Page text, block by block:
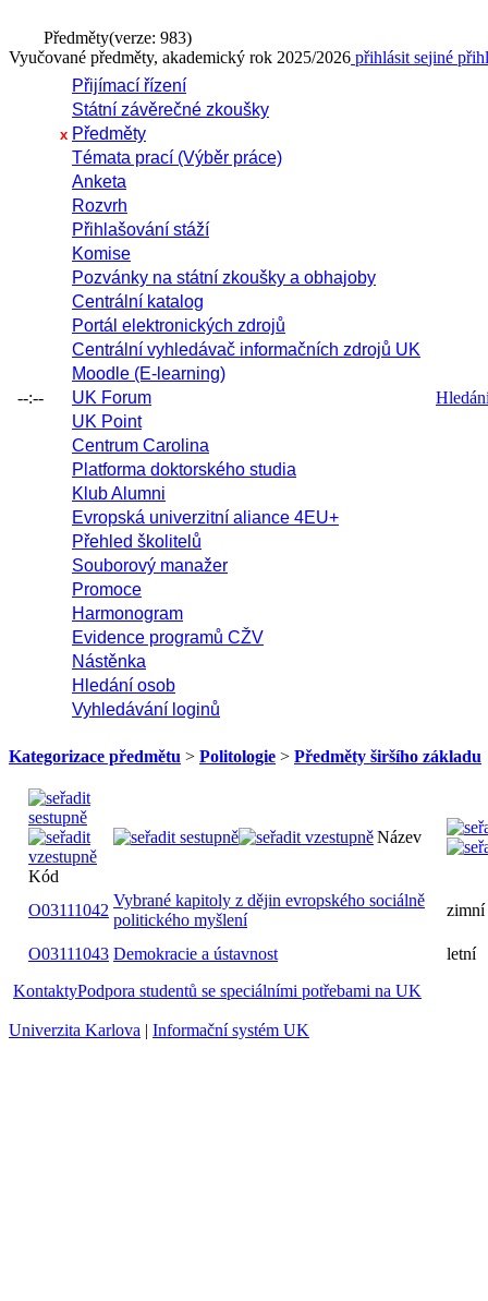
Předměty(verze: 983)
Vyučované předměty, akademický rok 2025/2026 přihlásit sejiné
--:--
Přijímací řízení
Státní závěrečné zkoušky
x Předměty
Témata prací (Výběr práce)
Anketa
Rozvrh
Přihlašování stáží
Komise
Pozvánky na státní zkoušky a obhajoby
Centrální katalog
Portál elektronických zdrojů
Centrální vyhledávač informačních zdrojů UK
Moodle (E-learning)
UK Forum
UK Point
Centrum Carolina
Platforma doktorského studia
Klub Alumni
Evropská univerzitní aliance 4EU+
Přehled školitelů
Souborový manažer
Promoce
Harmonogram
Evidence programů CŽV
Nástěnka
Hledání osob
Vyhledávání loginů
Kategorizace předmětu > Politologie > Předměty širšího základu
Kód
Název
O03111042
Vybrané kapitoly z dějin evropského sociálně
politického myšlení
O03111043 Demokracie a ústavnost
KontaktyPodpora studentů se speciálními potřebami na UK
Univerzita Karlova | Informační systém UK